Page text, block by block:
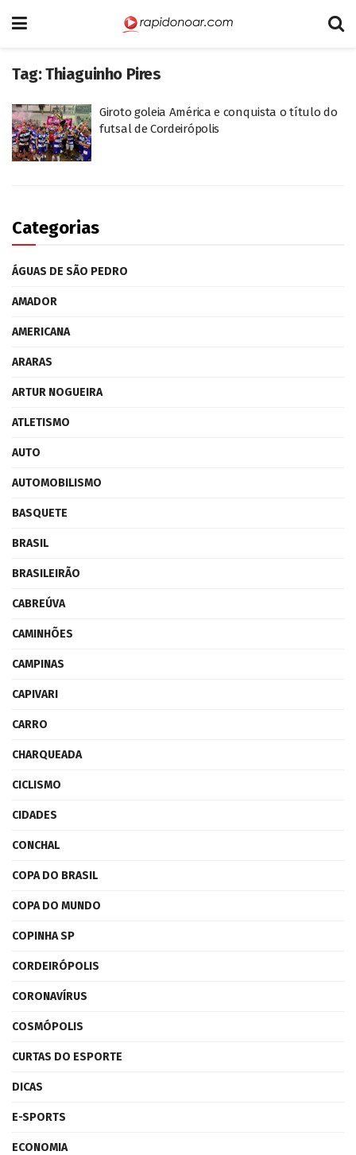
Tag:Thiaguinho Pires
Giroto goleia América e conquista o título do
futsal de Cordeirópolis
Categorias
ÁGUAS DE SÃO PEDRO
AMADOR
AMERICANA
ARARAS
ARTUR NOGUEIRA
ATLETISMO
AUTO
AUTOMOBILISMO
BASQUETE
BRASIL
BRASILEIRÃO
CABREÚVA
CAMINHÕES
CAMPINAS
CAPIVARI
CARRO
CHARQUEADA
CICLISMO
CIDADES
CONCHAL
COPA DO BRASIL
COPA DO MUNDO
COPINHA SP
CORDEIRÓPOLIS
CORONAVÍRUS
COSMÓPOLIS
CURTAS DO ESPORTE
DICAS
E-SPORTS
ECONOMIA